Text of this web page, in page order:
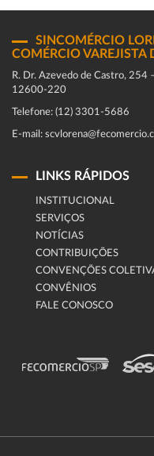
SINCOMÉRCIO
COMÉRCIO VAREJISTA
R. Dr. Azevedo de Castro, 254
12600-220
Telefone: (12) 3301-5686
E-mail:
LINKS RÁPIDOS
INSTITUCIONAL
SERVIÇOS
NOTÍCIAS
CONTRIBUIÇÕES
CONVENÇÕES
CONVÊNIOS
FALE CONOSCO